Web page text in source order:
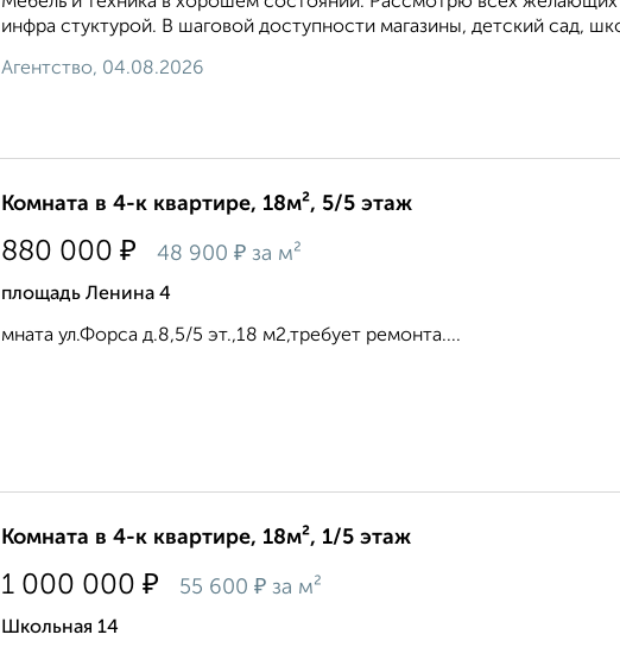
инфра стуктурой. В шаговой доступности магазины, детский сад,
Агентство, 04.08.2026
Комната в 4-к квартире, 18м², 5/5 этаж
880 000 ₽ 48 900 ₽ за м²
площадь Ленина 4
мната ул.Форса д.8,5/5 эт.,18 м2,требует ремонта....
Комната в 4-к квартире, 18м², 1/5 этаж
1 000 000 ₽ 55 600 ₽ за м²
Школьная 14